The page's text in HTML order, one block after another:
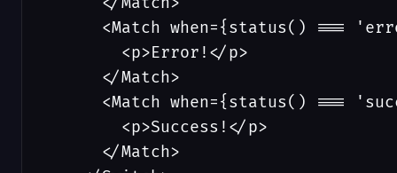
<Match when={status() ===
        <p>Error!</p>
      </Match>
<Match when={status() ===
        <p>Success!</p>
      </Match>